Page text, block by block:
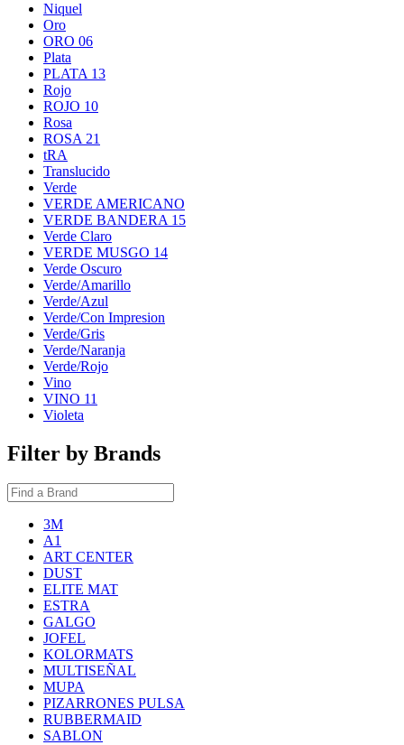
Niquel
Oro
ORO 06
Plata
PLATA 13
Rojo
ROJO 10
Rosa
ROSA 21
tRA
Translucido
Verde
VERDE AMERICANO
VERDE BANDERA 15
Verde Claro
VERDE MUSGO 14
Verde Oscuro
Verde/Amarillo
Verde/Azul
Verde/Con Impresion
Verde/Gris
Verde/Naranja
Verde/Rojo
Vino
VINO 11
Violeta
Filter by Brands
3M
A1
ART CENTER
DUST
ELITE MAT
ESTRA
GALGO
JOFEL
KOLORMATS
MULTISEÑAL
MUPA
PIZARRONES PULSA
RUBBERMAID
SABLON